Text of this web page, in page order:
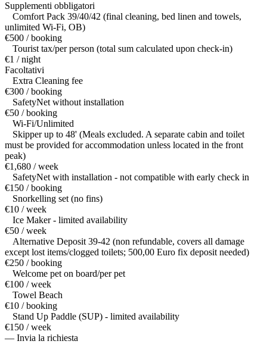
Supplementi obbligatori
Comfort Pack 39/40/42 (final cleaning, bed linen and towels,
unlimited Wi-Fi, OB)
€500 / booking
Tourist tax/per person (total sum calculated upon check-in)
€1 / night
Facoltativi
Extra Cleaning fee
€300 / booking
SafetyNet without installation
€50 / booking
Wi-Fi/Unlimited
Skipper up to 48' (Meals excluded. A separate cabin and toilet
must be provided for accommodation unless located in the front
peak)
€1,680 / week
SafetyNet with installation - not compatible with early check in
€150 / booking
Snorkelling set (no fins)
€10 / week
Ice Maker - limited availability
€50 / week
Alternative Deposit 39-42 (non refundable, covers all damage
except lost items/clogged toilets; 500,00 Euro fix deposit needed)
€250 / booking
Welcome pet on board/per pet
€100 / week
Towel Beach
€10 / booking
Stand Up Paddle (SUP) - limited availability
€150 / week
— Invia la richiesta